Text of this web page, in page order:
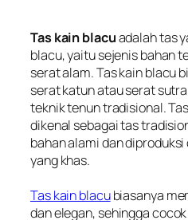
Tas kain blacuadalah tas
blacu, yaitu sejenis bahan
serat alam. Tas kain blacu
serat katun atau serat
teknik tenun tradisional.
dikenal sebagai tas
bahan alami dan
yang khas.
Tas kain blacubiasanya
dan elegan, sehingga